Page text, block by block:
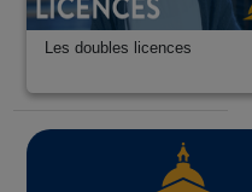
Les doubles licences